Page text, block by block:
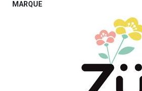
MARQUE